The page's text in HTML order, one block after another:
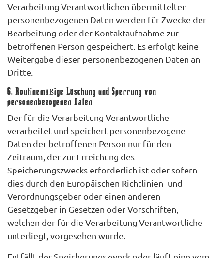
Verarbeitung Verantwortlichen übermittelten
personenbezogenen Daten werden für Zwecke der
Bearbeitung oder der Kontaktaufnahme zur
betroffenen Person gespeichert. Es erfolgt keine
Weitergabe dieser personenbezogenen Daten an
Dritte.
6. Routinemäßige Löschung und Sperrung von
personenbezogenen Daten
Der für die Verarbeitung Verantwortliche
verarbeitet und speichert personenbezogene
Daten der betroffenen Person nur für den
Zeitraum, der zur Erreichung des
Speicherungszwecks erforderlich ist oder sofern
dies durch den Europäischen Richtlinien- und
Verordnungsgeber oder einen anderen
Gesetzgeber in Gesetzen oder Vorschriften,
welchen der für die Verarbeitung Verantwortliche
unterliegt, vorgesehen wurde.